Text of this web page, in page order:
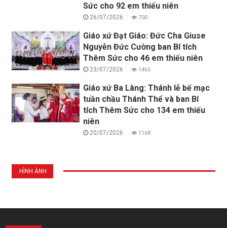
Sức cho 92 em thiếu niên
26/07/2026 700
Giáo xứ Đạt Giáo: Đức Cha Giuse
Nguyễn Đức Cường ban Bí tích
Thêm Sức cho 46 em thiếu niên
23/07/2026 1465
Giáo xứ Ba Làng: Thánh lễ bế mạc
tuần chầu Thánh Thể và ban Bí
tích Thêm Sức cho 134 em thiếu
niên
20/07/2026 1168
HÌNH ẢNH